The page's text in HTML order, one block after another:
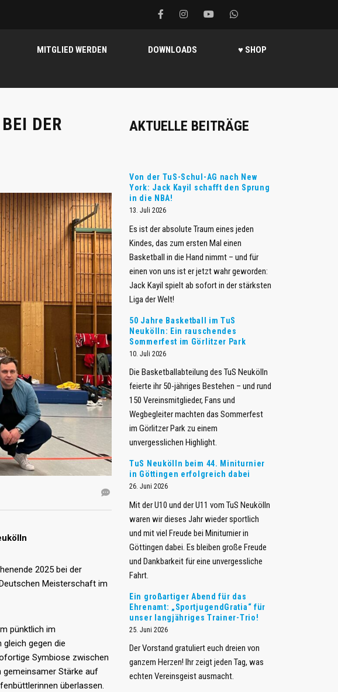
MITGLIED WERDEN DOWNLOADS ♥ SHOP
DER
2025 bei der
Meisterschaft im
pünktlich im
gegen die
Symbiose zwischen
gemeinsamer Stärke auf
überlassen.
AKTUELLE BEITRÄGE
Von der TuS-Schul-AG nach New
York: Jack Kayil schafft den Sprung
in die NBA!
13. Juli 2026
Es ist der absolute Traum eines jeden
Kindes, das zum ersten Mal einen
Basketball in die Hand nimmt – und für
einen von uns ist er jetzt wahr geworden:
Jack Kayil spielt ab sofort in der stärksten
Liga der Welt!
​50 Jahre Basketball im TuS
Neukölln: Ein rauschendes
Sommerfest im Görlitzer Park
10. Juli 2026
Die Basketballabteilung des TuS Neukölln
feierte ihr 50-jähriges Bestehen – und rund
150 Vereinsmitglieder, Fans und
Wegbegleiter machten das Sommerfest
im Görlitzer Park zu einem
unvergesslichen Highlight.
TuS Neukölln beim 44. Miniturnier
in Göttingen erfolgreich dabei
26. Juni 2026
Mit der U10 und der U11 vom TuS Neukölln
waren wir dieses Jahr wieder sportlich
und mit viel Freude bei Miniturnier in
Göttingen dabei. Es bleiben große Freude
und Dankbarkeit für eine unvergessliche
Fahrt.
​Ein großartiger Abend für das
Ehrenamt: „SportjugendGratia“ für
unser langjähriges Trainer-Trio!
25. Juni 2026
Der Vorstand gratuliert euch dreien von
ganzem Herzen! Ihr zeigt jeden Tag, was
echten Vereinsgeist ausmacht.